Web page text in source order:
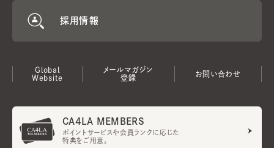
採用情報
Global
Website
メールマガジン
登録
お問い合わせ
CA4LA MEMBERS
ポイントサービスや会員ランクに応じた
特典をご用意。